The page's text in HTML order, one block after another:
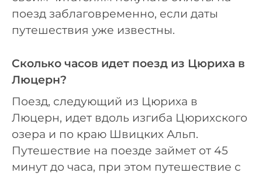
поезд заблаговременно, если даты
путешествия уже известны.
Сколько часов идет поезд из Цюриха в
Люцерн?
Поезд, следующий из Цюриха в
Люцерн, идет вдоль изгиба Цюрихского
озера и по краю Швицких Альп.
Путешествие на поезде займет от 45
минут до часа, при этом путешествие с